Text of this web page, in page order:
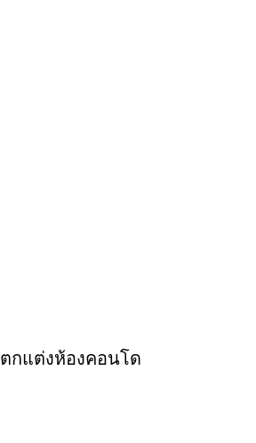
ตกแต่งห้องคอนโด